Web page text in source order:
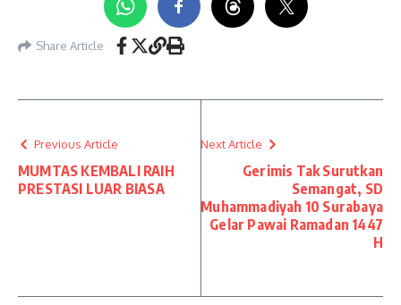
Share Article
Previous Article
MUMTAS KEMBALI RAIH
PRESTASI LUAR BIASA
Next Article
Gerimis Tak Surutkan
Semangat, SD
Muhammadiyah 10 Surabaya
Gelar Pawai Ramadan 1447
H